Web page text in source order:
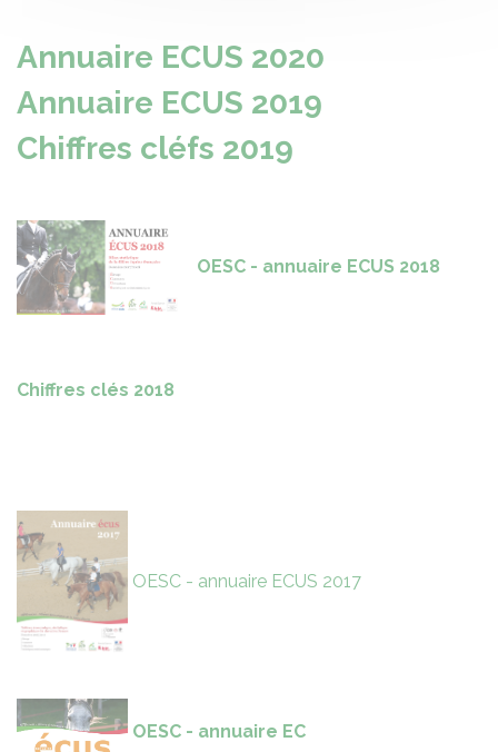
Annuaire ECUS 2020
Annuaire ECUS 2019
Chiffres cléfs 2019
OESC - annuaire ECUS 2018
Chiffres clés 2018
OESC - annuaire ECUS 2017
OESC - annuaire EC